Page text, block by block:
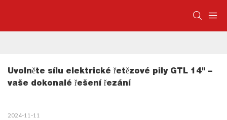
Uvolněte sílu elektrické řetězové pily GTL 14" –
vaše dokonalé řešení řezání
2024-11-11